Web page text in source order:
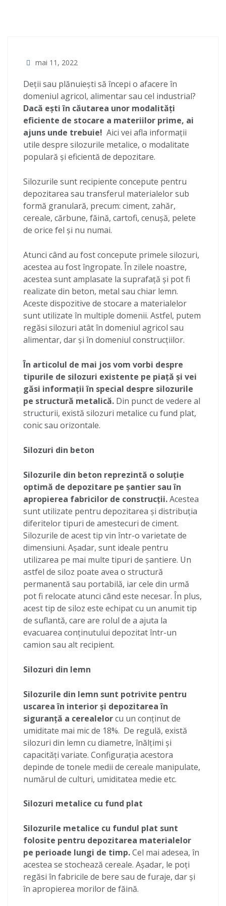
mai 11, 2022
Deții sau plănuiești să începi o afacere în
domeniul agricol, alimentar sau cel industrial?
Dacă ești în căutarea unor modalități
eficiente de stocare a materiilor prime, ai
ajuns unde trebuie! Aici vei afla informații
utile despre silozurile metalice, o modalitate
populară și eficientă de depozitare.
Silozurile sunt recipiente concepute pentru
depozitarea sau transferul materialelor sub
formă granulară, precum: ciment, zahăr,
cereale, cărbune, făină, cartofi, cenușă, pelete
de orice fel și nu numai.
Atunci când au fost concepute primele silozuri,
acestea au fost îngropate. În zilele noastre,
acestea sunt amplasate la suprafață și pot fi
realizate din beton, metal sau chiar lemn.
Aceste dispozitive de stocare a materialelor
sunt utilizate în multiple domenii. Astfel, putem
regăsi silozuri atât în domeniul agricol sau
alimentar, dar și în domeniul construcțiilor.
În articolul de mai jos vom vorbi despre
tipurile de silozuri existente pe piață și vei
găsi informații în special despre silozurile
pe structură metalică. Din punct de vedere al
structurii, există silozuri metalice cu fund plat,
conic sau orizontale.
Silozuri din beton
Silozurile din beton reprezintă o soluție
optimă de depozitare pe șantier sau în
apropierea fabricilor de construcții.Acestea
sunt utilizate pentru depozitarea și distribuția
diferitelor tipuri de amestecuri de ciment.
Silozurile de acest tip vin într-o varietate de
dimensiuni. Așadar, sunt ideale pentru
utilizarea pe mai multe tipuri de șantiere. Un
astfel de siloz poate avea o structură
permanentă sau portabilă, iar cele din urmă
pot fi relocate atunci când este necesar. În plus,
acest tip de siloz este echipat cu un anumit tip
de suflantă, care are rolul de a ajuta la
evacuarea conținutului depozitat într-un
camion sau alt recipient.
Silozuri din lemn
Silozurile din lemn sunt potrivite pentru
uscarea în interior și depozitarea în
siguranță a cerealelorcu un conținut de
umiditate mai mic de 18%. De regulă, există
silozuri din lemn cu diametre, înălțimi și
capacități variate. Configurația acestora
depinde de tonele medii de cereale manipulate,
numărul de culturi, umiditatea medie etc.
Silozuri metalice cu fund plat
Silozurile metalice cu fundul plat sunt
folosite pentru depozitarea materialelor
pe perioade lungi de timp.Cel mai adesea, în
acestea se stochează cereale. Așadar, le poți
regăsi în fabricile de bere sau de furaje, dar și
în apropierea morilor de făină.